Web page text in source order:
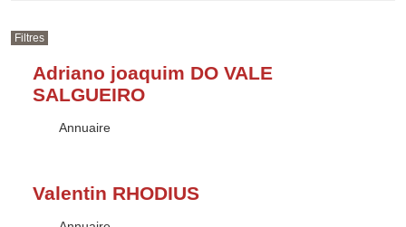
Filtres
Adriano joaquim DO VALE
SALGUEIRO
Type :
Annuaire
Valentin RHODIUS